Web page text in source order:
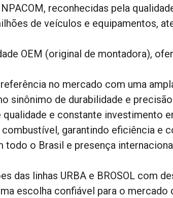
reconhecidas pela
de veículos e equipamentos,
OEM (original de montadora),
no mercado com uma
sinônimo de durabilidade e
e constante investimento
garantindo eficiência e
o Brasil e presença
das linhas URBA e BROSOL com
escolha confiável para o